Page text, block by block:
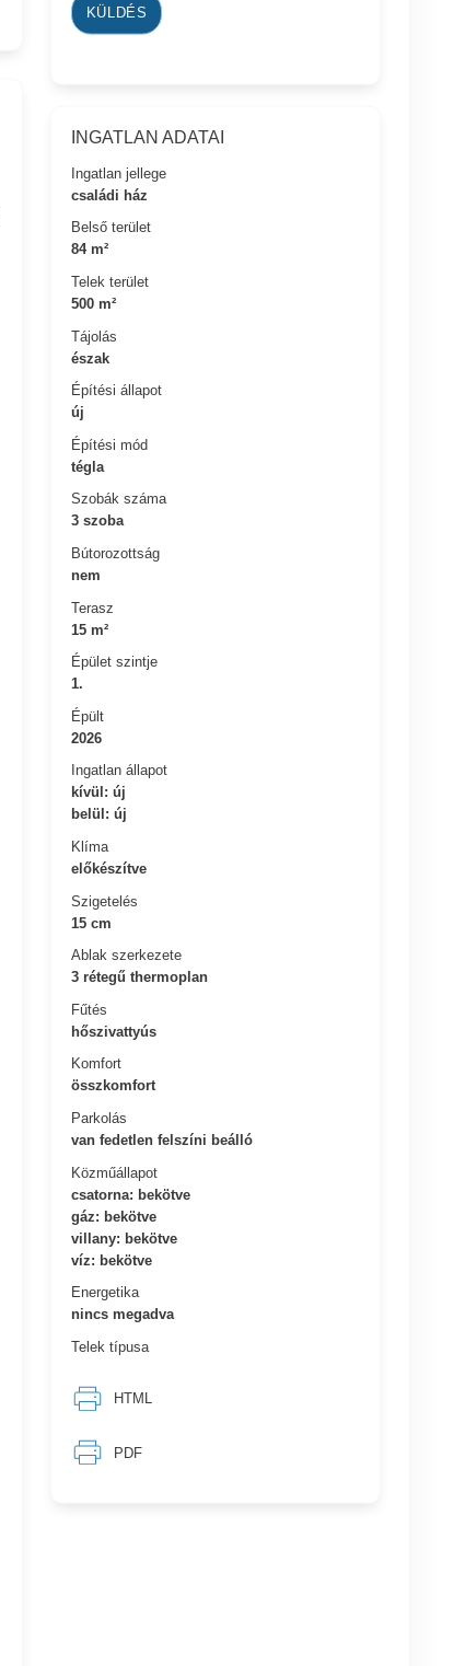
KÜLDÉS
INGATLAN ADATAI
Ingatlan jellege
családi ház
Belső terület
84 m²
Telek terület
500 m²
Tájolás
észak
Építési állapot
új
Építési mód
tégla
Szobák száma
3 szoba
Bútorozottság
nem
Terasz
15 m²
Épület szintje
1.
Épült
2026
Ingatlan állapot
kívül: új
belül: új
Klíma
előkészítve
Szigetelés
15 cm
Ablak szerkezete
3 rétegű thermoplan
Fűtés
hőszivattyús
Komfort
összkomfort
Parkolás
van fedetlen felszíni beálló
Közműállapot
csatorna: bekötve
gáz: bekötve
villany: bekötve
víz: bekötve
Energetika
nincs megadva
Telek típusa
HTML
PDF